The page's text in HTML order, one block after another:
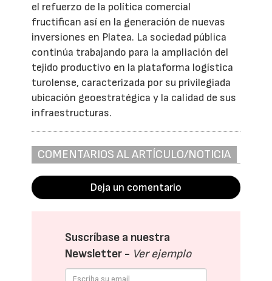
el refuerzo de la política comercial
fructifican así en la generación de nuevas
inversiones en Platea. La sociedad pública
continúa trabajando para la ampliación del
tejido productivo en la plataforma logística
turolense, caracterizada por su privilegiada
ubicación geoestratégica y la calidad de sus
infraestructuras.
COMENTARIOS AL ARTÍCULO/NOTICIA
Deja un comentario
Suscríbase a nuestra
Newsletter - Ver ejemplo